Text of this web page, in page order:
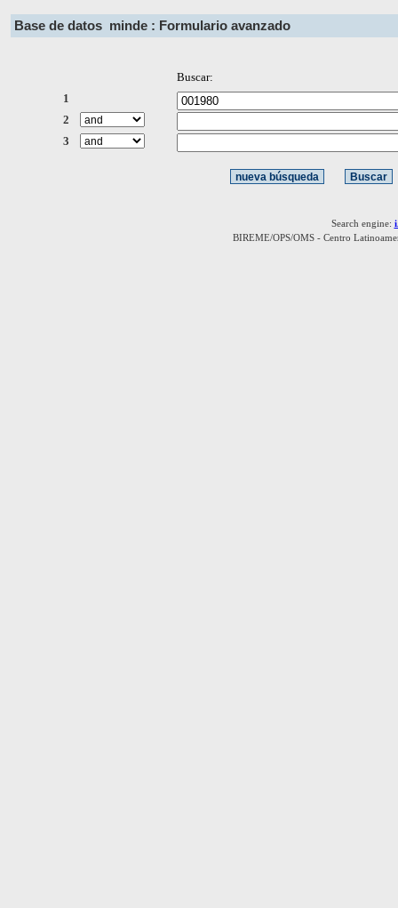
Base de datos minde : Formulario avanzado
Buscar:
1
2
3
Search engine:
BIREME/OPS/OMS - Centro